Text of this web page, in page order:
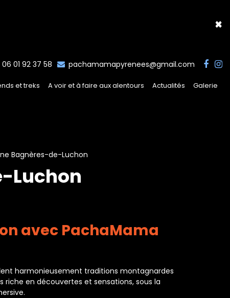
×
06 01 92 37 58 pachamamapyrenees@gmail.com
et treks A voir et à faire aux alentours Actualités Galerie
Bagnères-de-Luchon
Luchon
avec PachaMama
harmonieusement traditions montagnardes
en découvertes et sensations, sous la